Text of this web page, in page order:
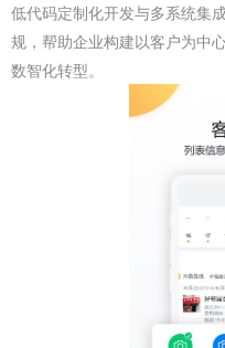
低代码定制化开发与多系统集
规，帮助企业构建以客户为中
数智化转型。